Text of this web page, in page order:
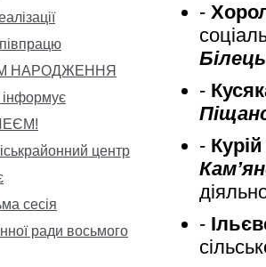
-
-
-
-
НАРОДЖЕННЯ
інформує
центр
сесія
ради восьмого